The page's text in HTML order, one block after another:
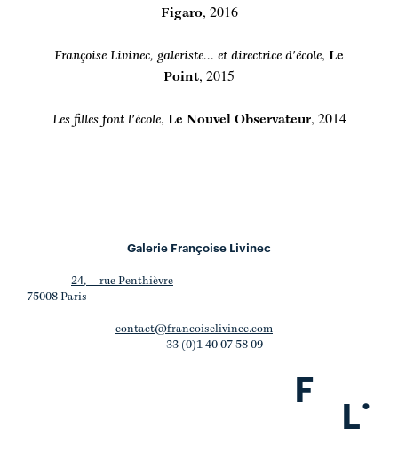
Figaro, 2016
Françoise Livinec, galeriste... et directrice d'école, Le
Point, 2015
Les filles font l'école, Le Nouvel Observateur, 2014
Galerie Françoise Livinec
24, rue Penthièvre
75008 Paris
contact@francoiselivinec.com
+33 (0)1 40 07 58 09
F
L.